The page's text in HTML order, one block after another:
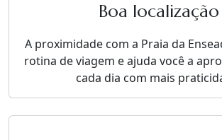
Boa localização
A proximidade com a Praia da
rotina de viagem e ajuda você a
cada dia com mais